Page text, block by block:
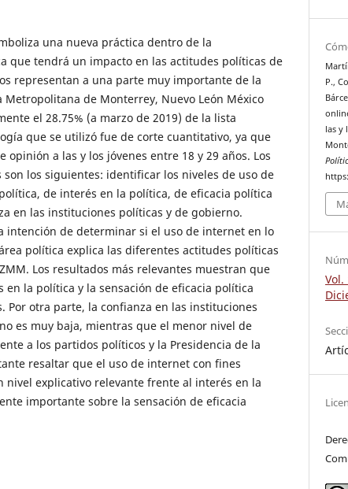
una nueva práctica dentro de la
que tendrá un impacto en las actitudes políticas de
representan a una parte muy importante de la
Metropolitana de Monterrey, Nuevo León México
el 28.75% (a marzo de 2019) de la lista
que se utilizó fue de corte cuantitativo, ya que
opinión a las y los jóvenes entre 18 y 29 años. Los
los siguientes: identificar los niveles de uso de
de interés en la política, de eficacia política
en las instituciones políticas y de gobierno.
intención de determinar si el uso de internet en lo
política explica las diferentes actitudes políticas
Los resultados más relevantes muestran que
en la política y la sensación de eficacia política
Por otra parte, la confianza en las instituciones
es muy baja, mientras que el menor nivel de
a los partidos políticos y la Presidencia de la
resaltar que el uso de internet con fines
nivel explicativo relevante frente al interés en la
importante sobre la sensación de eficacia
P.,
las y
Vol.